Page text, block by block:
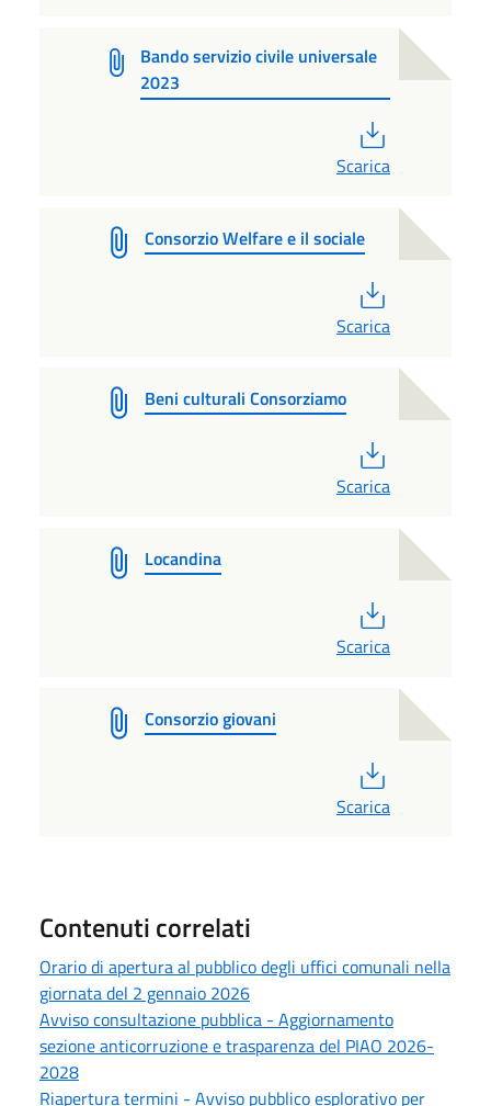
Bando servizio civile universale
2023
Scarica
Consorzio Welfare e il sociale
Scarica
Beni culturali Consorziamo
Scarica
Locandina
Scarica
Consorzio giovani
Scarica
Contenuti correlati
Orario di apertura al pubblico degli uffici comunali nella
giornata del 2 gennaio 2026
Avviso consultazione pubblica - Aggiornamento
sezione anticorruzione e trasparenza del PIAO 2026-
2028
Riapertura termini - Avviso pubblico esplorativo per